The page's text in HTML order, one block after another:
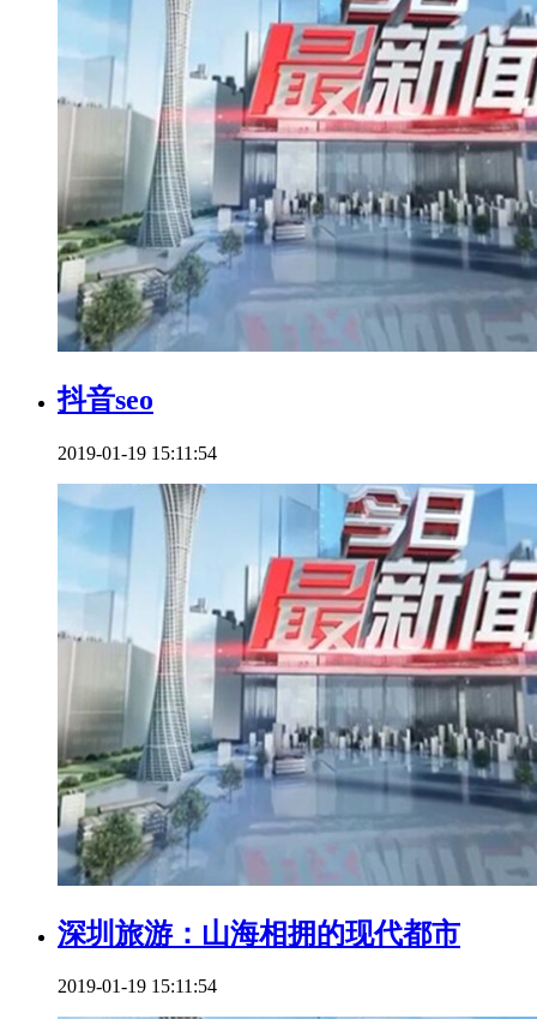
抖音seo
2019-01-19 15:11:54
深圳旅游：山海相拥的现代都市
2019-01-19 15:11:54